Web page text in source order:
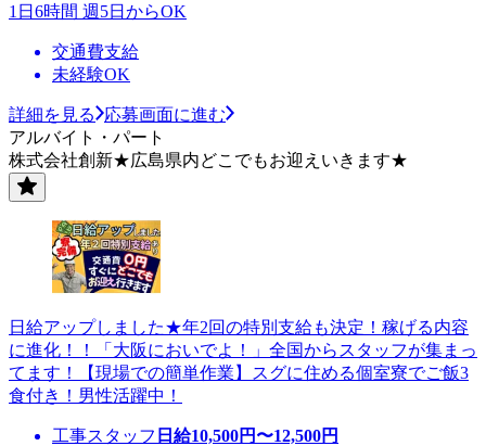
1日6時間 週5日からOK
交通費支給
未経験OK
詳細を見る
応募画面に進む
アルバイト・パート
株式会社創新★広島県内どこでもお迎えいきます★
日給アップしました★年2回の特別支給も決定！稼げる内容
に進化！！「大阪においでよ！」全国からスタッフが集まっ
てます！【現場での簡単作業】スグに住める個室寮でご飯3
食付き！男性活躍中！
工事スタッフ 日給10,500円〜12,500円